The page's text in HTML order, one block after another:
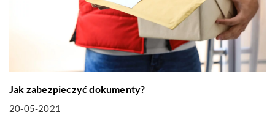
Jak zabezpieczyć dokumenty?
20-05-2021